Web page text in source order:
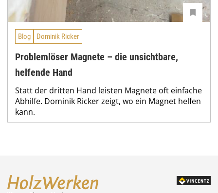
Blog Dominik Ricker
Problemlöser Magnete – die unsichtbare,
helfende Hand
Statt der dritten Hand leisten Magnete oft einfache
Abhilfe. Dominik Ricker zeigt, wo ein Magnet helfen
kann.